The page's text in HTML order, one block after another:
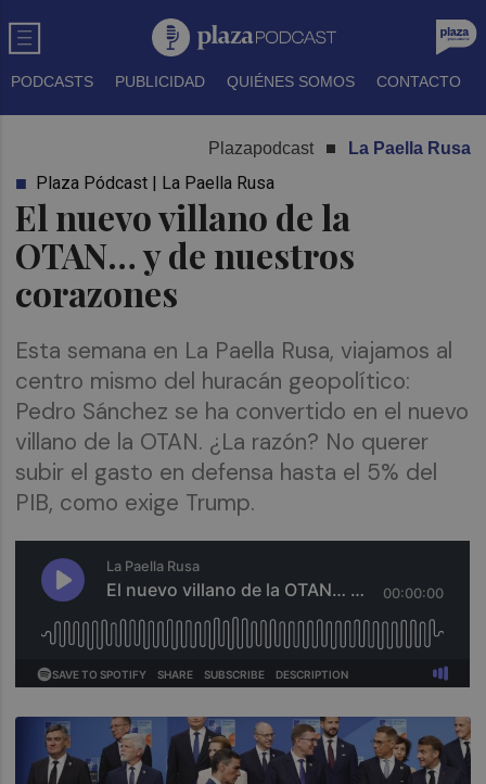
PODCASTS PUBLICIDAD QUIÉNES SOMOS CONTACTO
Plazapodcast La Paella Rusa
El nuevo villano de la
OTAN… y de nuestros
corazones
Plaza Pódcast | La Paella Rusa
Esta semana en La Paella Rusa, viajamos al
centro mismo del huracán geopolítico:
Pedro Sánchez se ha convertido en el nuevo
villano de la OTAN. ¿La razón? No querer
subir el gasto en defensa hasta el 5% del
PIB, como exige Trump.